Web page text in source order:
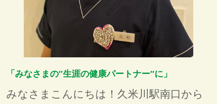
「みなさまの″生涯の健康パートナー″に」
みなさまこんにちは！久米川駅南口から